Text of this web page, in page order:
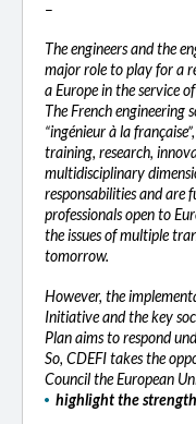
–
The engineers and the
major role to play for a
a Europe in the service
The French engineering
“ingénieur à la
training, research,
multidisciplinary
responsabilities and are
professionals open to
the issues of multiple
tomorrow.
However, the
Initiative and the key
Plan aims to respond
So, CDEFI takes the
Council the European
highlight the